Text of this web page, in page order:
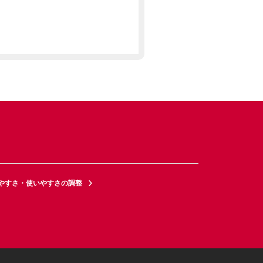
すさ・使いやすさの調整